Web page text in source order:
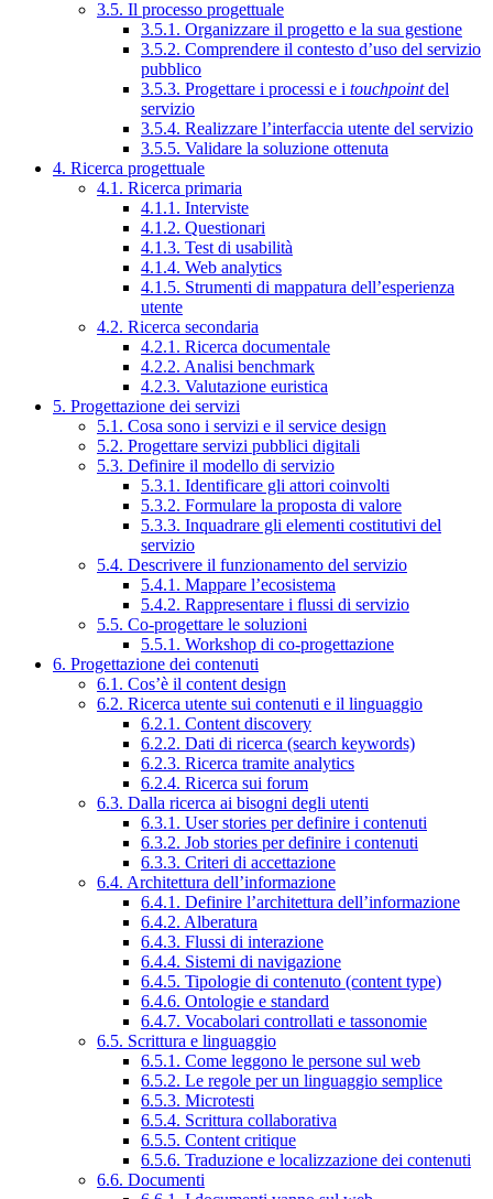
3.5. Il processo progettuale
3.5.1. Organizzare il progetto e la sua gestione
3.5.2. Comprendere il contesto d’uso del servizio
pubblico
3.5.3. Progettare i processi e i touchpointdel
servizio
3.5.4. Realizzare l’interfaccia utente del servizio
3.5.5. Validare la soluzione ottenuta
4. Ricerca progettuale
4.1. Ricerca primaria
4.1.1. Interviste
4.1.2. Questionari
4.1.3. Test di usabilità
4.1.4. Web analytics
4.1.5. Strumenti di mappatura dell’esperienza
utente
4.2. Ricerca secondaria
4.2.1. Ricerca documentale
4.2.2. Analisi benchmark
4.2.3. Valutazione euristica
5. Progettazione dei servizi
5.1. Cosa sono i servizi e il service design
5.2. Progettare servizi pubblici digitali
5.3. Definire il modello di servizio
5.3.1. Identificare gli attori coinvolti
5.3.2. Formulare la proposta di valore
5.3.3. Inquadrare gli elementi costitutivi del
servizio
5.4. Descrivere il funzionamento del servizio
5.4.1. Mappare l’ecosistema
5.4.2. Rappresentare i flussi di servizio
5.5. Co-progettare le soluzioni
5.5.1. Workshop di co-progettazione
6. Progettazione dei contenuti
6.1. Cos’è il content design
6.2. Ricerca utente sui contenuti e il linguaggio
6.2.1. Content discovery
6.2.2. Dati di ricerca (search keywords)
6.2.3. Ricerca tramite analytics
6.2.4. Ricerca sui forum
6.3. Dalla ricerca ai bisogni degli utenti
6.3.1. User stories per definire i contenuti
6.3.2. Job stories per definire i contenuti
6.3.3. Criteri di accettazione
6.4. Architettura dell’informazione
6.4.1. Definire l’architettura dell’informazione
6.4.2. Alberatura
6.4.3. Flussi di interazione
6.4.4. Sistemi di navigazione
6.4.5. Tipologie di contenuto (content type)
6.4.6. Ontologie e standard
6.4.7. Vocabolari controllati e tassonomie
6.5. Scrittura e linguaggio
6.5.1. Come leggono le persone sul web
6.5.2. Le regole per un linguaggio semplice
6.5.3. Microtesti
6.5.4. Scrittura collaborativa
6.5.5. Content critique
6.5.6. Traduzione e localizzazione dei contenuti
6.6. Documenti